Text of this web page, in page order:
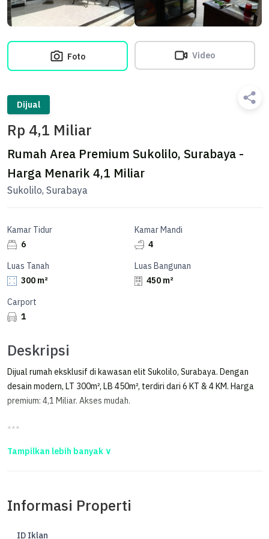
Foto Video
Dijual
Rp 4,1 Miliar
Rumah Area Premium Sukolilo, Surabaya -
Harga Menarik 4,1 Miliar
Sukolilo, Surabaya
Kamar Tidur
6
Kamar Mandi
4
Luas Tanah
300 m²
Luas Bangunan
450 m²
Carport
1
Deskripsi
Dijual rumah eksklusif di kawasan elit Sukolilo, Surabaya. Dengan
desain modern, LT 300m², LB 450m², terdiri dari 6 KT & 4 KM. Harga
premium: 4,1 Miliar. Akses mudah.
***
Surabaya Cocok untuk Kantor, Kost, atau Usaha Lainnya.
MANYAR SURABAYA COCOK UNTUK KANTOR, KOST, ATAU USAHA
Informasi Properti
ID Iklan